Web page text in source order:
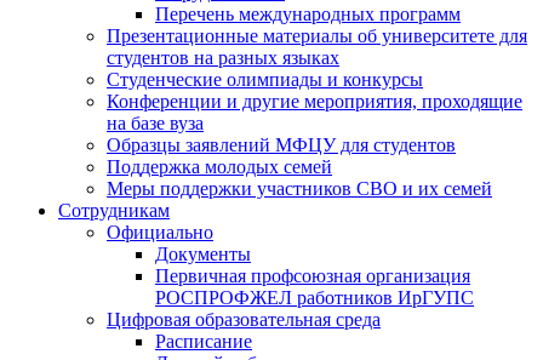
Перечень международных программ
Презентационные материалы об университете для
студентов на разных языках
Студенческие олимпиады и конкурсы
Конференции и другие мероприятия, проходящие
на базе вуза
Образцы заявлений МФЦУ для студентов
Поддержка молодых семей
Меры поддержки участников СВО и их семей
Сотрудникам
Официально
Документы
Первичная профсоюзная организация
РОСПРОФЖЕЛ работников ИрГУПС
Цифровая образовательная среда
Расписание